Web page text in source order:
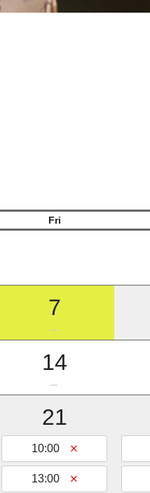
Fri
7
14
21
10:00
13:00
紙漉き体験ご予約